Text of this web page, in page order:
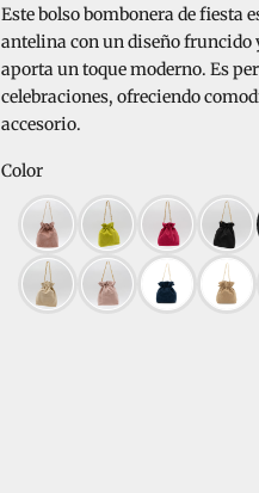
Este bolso bombonera de fiesta
antelina con un diseño fruncido
aporta un toque moderno. Es
celebraciones, ofreciendo
accesorio.
Color